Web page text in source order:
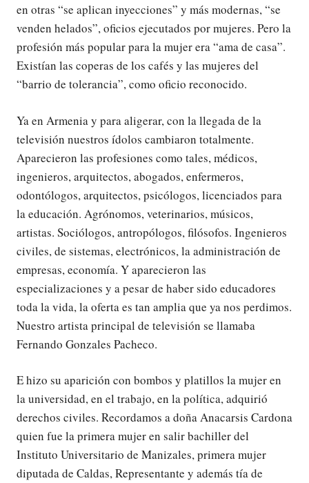
en otras “se aplican inyecciones” y más modernas, “se
venden helados”, oficios ejecutados por mujeres. Pero la
profesión más popular para la mujer era “ama de casa”.
Existían las coperas de los cafés y las mujeres del
“barrio de tolerancia”, como oficio reconocido.
Ya en Armenia y para aligerar, con la llegada de la
televisión nuestros ídolos cambiaron totalmente.
Aparecieron las profesiones como tales, médicos,
ingenieros, arquitectos, abogados, enfermeros,
odontólogos, arquitectos, psicólogos, licenciados para
la educación. Agrónomos, veterinarios, músicos,
artistas. Sociólogos, antropólogos, filósofos. Ingenieros
civiles, de sistemas, electrónicos, la administración de
empresas, economía. Y aparecieron las
especializaciones y a pesar de haber sido educadores
toda la vida, la oferta es tan amplia que ya nos perdimos.
Nuestro artista principal de televisión se llamaba
Fernando Gonzales Pacheco.
E hizo su aparición con bombos y platillos la mujer en
la universidad, en el trabajo, en la política, adquirió
derechos civiles. Recordamos a doña Anacarsis Cardona
quien fue la primera mujer en salir bachiller del
Instituto Universitario de Manizales, primera mujer
diputada de Caldas, Representante y además tía de